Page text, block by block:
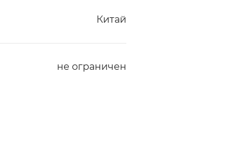
Китай
не ограничен